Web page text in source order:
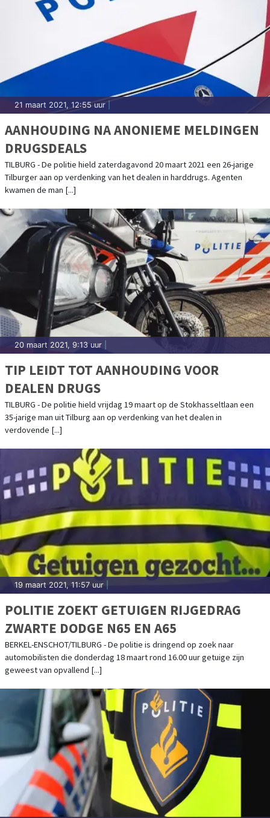
21 maart 2021, 12:55 uur
AANHOUDING NA ANONIEME MELDINGEN
DRUGSDEALS
TILBURG - De politie hield zaterdagavond 20 maart 2021 een 26-jarige
Tilburger aan op verdenking van het dealen in harddrugs. Agenten
kwamen de man [...]
20 maart 2021, 9:13 uur
TIP LEIDT TOT AANHOUDING VOOR
DEALEN DRUGS
TILBURG - De politie hield vrijdag 19 maart op de Stokhasseltlaan een
35-jarige man uit Tilburg aan op verdenking van het dealen in
verdovende [...]
19 maart 2021, 11:57 uur
POLITIE ZOEKT GETUIGEN RIJGEDRAG
ZWARTE DODGE N65 EN A65
BERKEL-ENSCHOT/TILBURG - De politie is dringend op zoek naar
automobilisten die donderdag 18 maart rond 16.00 uur getuige zijn
geweest van opvallend [...]